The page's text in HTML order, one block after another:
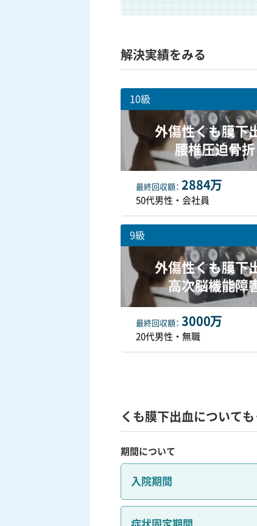
解決実績をみる
10級
外傷性くも膜下
腰椎圧迫骨折
最終回収額 2884万
50代男性・会社員
9級
外傷性くも膜下
高次脳機能障
最終回収額 3000万
20代男性・無職
くも膜下出血について
期間について
入院期間
症状固定期間